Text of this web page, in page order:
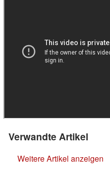
Verwandte Artikel
Weitere Artikel anzeigen